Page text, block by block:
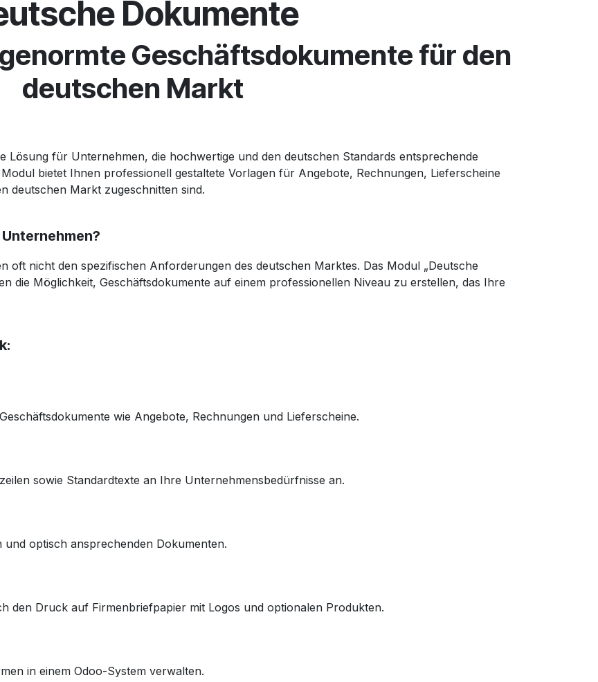
Dokumente
Geschäftsdokumente für den
deutschen Markt
Lösung für Unternehmen, die hochwertige und den deutschen Standards entsprechende
bietet Ihnen professionell gestaltete Vorlagen für Angebote, Rechnungen, Lieferscheine
deutschen Markt zugeschnitten sind.
oft nicht den spezifischen Anforderungen des deutschen Marktes. Das Modul „Deutsche
die Möglichkeit, Geschäftsdokumente auf einem professionellen Niveau zu erstellen, das Ihre
wie Angebote, Rechnungen und Lieferscheine.
sowie Standardtexte an Ihre Unternehmensbedürfnisse an.
optisch ansprechenden Dokumenten.
den Druck auf Firmenbriefpapier mit Logos und optionalen Produkten.
in einem Odoo-System verwalten.